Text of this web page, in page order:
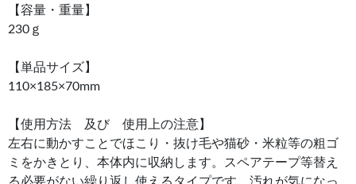
【容量・重量】
230ｇ
【単品サイズ】
110×185×70mm
【使用方法 及び 使用上の注意】
左右に動かすことでほこり・抜け毛や猫砂・米粒等の粗ゴ
ミをかきとり、本体内に収納します。スペアテープ等替え